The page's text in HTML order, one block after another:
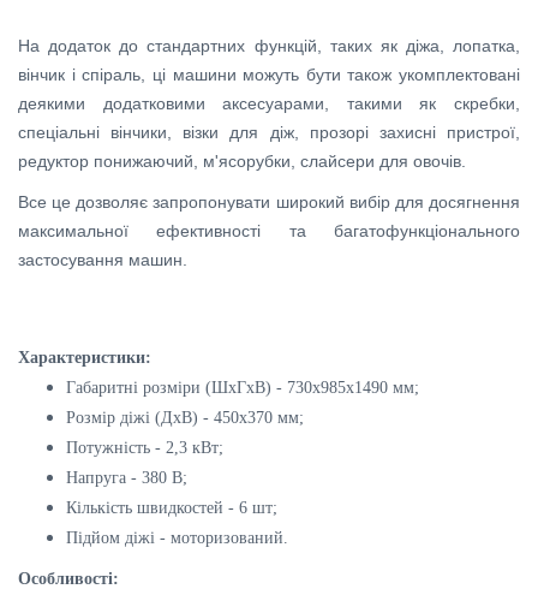
На додаток до стандартних функцій, таких як діжа, лопатка,
вінчик і спіраль, ці машини можуть бути також укомплектовані
деякими додатковими аксесуарами, такими як скребки,
спеціальні вінчики, візки для діж, прозорі захисні пристрої,
редуктор понижаючий, м'ясорубки, слайсери для овочів.
Все це дозволяє запропонувати широкий вибір для досягнення
максимальної ефективності та багатофункціонального
застосування машин.
Характеристики:
Габаритні розміри (ШхГхВ) - 730x985x1490 мм;
Розмір діжі (ДхВ) - 450x370 мм;
Потужність - 2,3 кВт;
Напруга - 380 В;
Кількість швидкостей - 6 шт;
Підйом діжі - моторизований.
Особливості: